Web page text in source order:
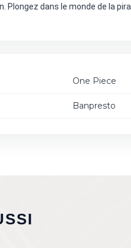
Plongez dans le monde de la
One Piece
Banpresto